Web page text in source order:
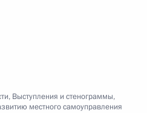
, Выступления и стенограммы,
местного самоуправления